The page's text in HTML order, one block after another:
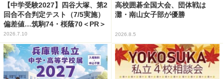
【中学受験2027】四谷大塚、第2
回合不合判定テスト（7/5実施）
偏差値…筑駒74・桜蔭70＜PR＞
2026.7.10
高校囲碁全国大会、団体戦は
灘・南山女子部が優勝
2026.8.5